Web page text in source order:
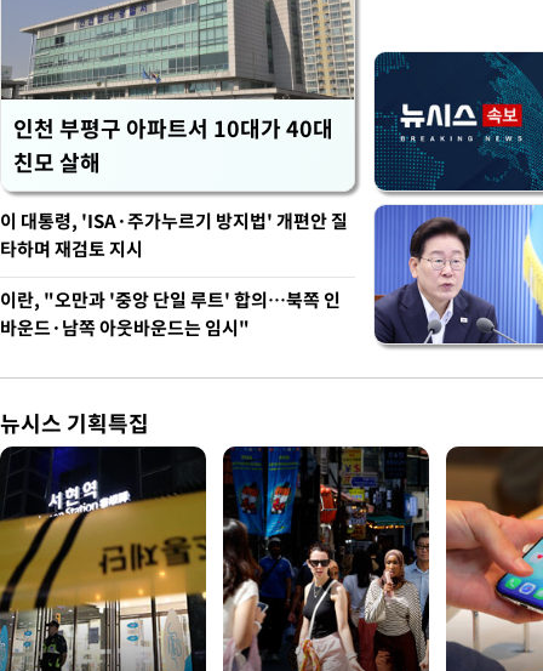
인천 부평구 아파트서 10대가 40대
친모 살해
이 대통령, 'ISA·주가누르기 방지법' 개편안 질
타하며 재검토 지시
이란, "오만과 '중앙 단일 루트' 합의…북쪽 인
바운드·남쪽 아웃바운드는 임시"
뉴시스 기획특집